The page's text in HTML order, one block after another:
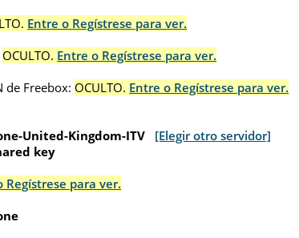
Entre o Regístrese para ver.
OCULTO. Entre o Regístrese para ver.
de Freebox: OCULTO. Entre o Regístrese para ver.
United-Kingdom-ITV
[Elegir otro servidor]
key
Regístrese para ver.